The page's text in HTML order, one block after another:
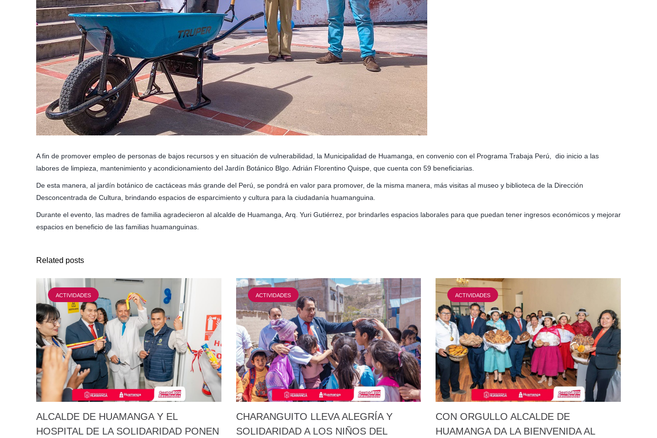
A fin de promover empleo de personas de bajos recursos y en situación de vulnerabilidad, la Municipalidad de Huamanga, en convenio con el Programa Trabaja Perú, dio inicio a las
labores de limpieza, mantenimiento y acondicionamiento del Jardín Botánico Blgo. Adrián Florentino Quispe, que cuenta con 59 beneficiarias.
De esta manera, al jardín botánico de cactáceas más grande del Perú, se pondrá en valor para promover, de la misma manera, más visitas al museo y biblioteca de la Dirección
Desconcentrada de Cultura, brindando espacios de esparcimiento y cultura para la ciudadanía huamanguina.
Durante el evento, las madres de familia agradecieron al alcalde de Huamanga, Arq. Yuri Gutiérrez, por brindarles espacios laborales para que puedan tener ingresos económicos y mejorar
espacios en beneficio de las familias huamanguinas.
Related posts
ACTIVIDADES
ALCALDE DE HUAMANGA Y EL
HOSPITAL DE LA SOLIDARIDAD PONEN
ACTIVIDADES
CHARANGUITO LLEVA ALEGRÍA Y
SOLIDARIDAD A LOS NIÑOS DEL
ACTIVIDADES
CON ORGULLO ALCALDE DE
HUAMANGA DA LA BIENVENIDA AL